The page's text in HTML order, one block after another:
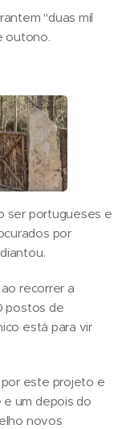
"duas mil
outono.
ser portugueses e
por
recorrer a
postos de
está para vir
por este projeto e
um depois do
novos